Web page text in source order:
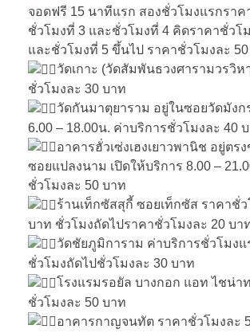
จอดฟรี 15 นาทีแรก สองชั่วโมงแรกราค
ชั่วโมงที่ 3 และชั่วโมงที่ 4 คิดราคาชั่วโ
และชั่วโมงที่ 5 ขึ้นไป ราคาชั่วโมงละ
วัดเกาะ (วัดสัมพันธวงศารามวรวิห
ชั่วโมงละ 30 บาท
วัดกันมาตุยาราม อยู่ในซอยวัดมังก
6.00 – 18.00น. ค่าบริการชั่วโมงละ 40
อาคารฮั่วเซ่งเฮงเยาวพานิช อยู่ตร
ซอยแปลงนาม เปิดให้บริการ 8.00 –
ชั่วโมงละ 50 บาท
ร้านเท็กซัสสุกี้ ซอยเท็กซัส ราคาชั่ว
บาท ชั่วโมงถัดไปราคาชั่วโมงละ 20 บา
วัดชัยภูมิการาม ค่าบริการชั่วโมงแ
ชั่วโมงถัดไปชั่วโมงละ 30 บาท
โรงแรมรอยัล บางกอก แอท ไชน่า
ชั่วโมงละ 50 บาท
อาคารกาญจนทัต ราคาชั่วโมงละ